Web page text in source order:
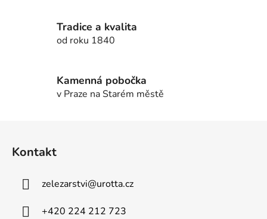
k
ý
p
i
Tradice a kvalita
od roku 1840
Kamenná pobočka
v Praze na Starém městě
Kontakt
zelezarstvi@urotta.cz
+420 224 212 723